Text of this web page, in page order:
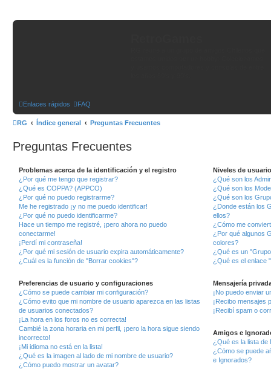
Enlaces rápidos FAQ
RG Índice general Preguntas Frecuentes
Preguntas Frecuentes
Problemas acerca de la identificación y el registro
¿Por qué me tengo que registrar?
¿Qué es COPPA? (APPCO)
¿Por qué no puedo registrarme?
Me he registrado ¡y no me puedo identificar!
¿Por qué no puedo identificarme?
Hace un tiempo me registré, ¡pero ahora no puedo
conectarme!
¡Perdí mi contraseña!
¿Por qué mi sesión de usuario expira automáticamente?
¿Cuál es la función de "Borrar cookies"?
Preferencias de usuario y configuraciones
¿Cómo se puede cambiar mi configuración?
¿Cómo evito que mi nombre de usuario aparezca en las listas
de usuarios conectados?
¡La hora en los foros no es correcta!
Cambié la zona horaria en mi perfil, ¡pero la hora sigue siendo
incorrecto!
¡Mi idioma no está en la lista!
¿Qué es la imagen al lado de mi nombre de usuario?
¿Cómo puedo mostrar un avatar?
Niveles de
¿Qué son los
¿Qué son los
¿Qué son los
¿Donde están los
ellos?
¿Cómo me
¿Por qué algunos
colores?
¿Qué es un
¿Qué es el enlace
Mensajería
¡No puedo enviar
¡Recibo mensajes
¡Recibí spam o
Amigos e
¿Qué es la lista de
¿Cómo se puede
e Ignorados?